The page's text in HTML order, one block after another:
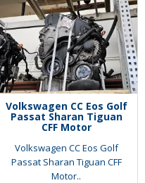
Volkswagen CC Eos Golf
Passat Sharan Tiguan
CFF Motor
Volkswagen CC Eos Golf
Passat Sharan Tiguan CFF
Motor..